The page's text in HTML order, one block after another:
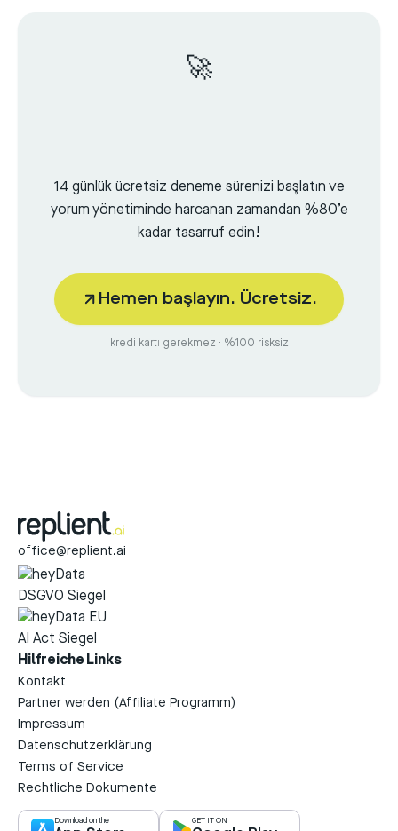
🚀
14 günlük ücretsiz deneme sürenizi başlatın ve
yorum yönetiminde harcanan zamandan %80’e
kadar tasarruf edin!
Hemen başlayın. Ücretsiz.
kredi kartı gerekmez · %100 risksiz
office@replient.ai
Hilfreiche Links
Kontakt
Partner werden (Affiliate Programm)
Impressum
Datenschutzerklärung
Terms of Service
Rechtliche Dokumente
Download on the GET IT ON